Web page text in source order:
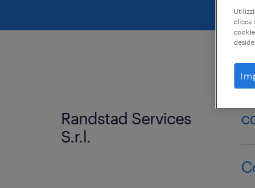
Randstad Services
S.r.l.
clicca